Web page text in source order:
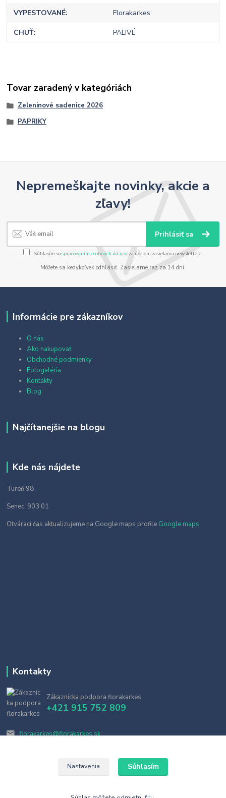
VYPESTOVANÉ Florakarkes
CHUŤ PALIVÉ
Tovar zaradený v kategóriách
Zeleninové sadenice 2026
PAPRIKY
Nepremeškajte novinky, akcie a
zľavy!
Prihlásiť sa
Súhlasím sospracovaním osobných údajov za účelom zasielania newslettera.
Môžete sa kedykoľvek odhlásiť. Zasielame raz za 14 dní.
Informácie pre zákazníkov
O nás
Ako nakupovať
Obchodné podmienky
Fotogaléria
Kontakty
Blog
Najčítanejšie na blogu
Kde nás nájdete
Tureň 98
Senec, 903 01
Otvárací čas aktualizujeme na Google maps profile Google maps
Kontakty
Zákaznícka podpora florakarkes
+421 915 752 809
florakarkes@florakarkes.sk
Nastavenia Súhlasím